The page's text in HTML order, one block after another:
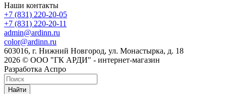
Наши контакты
+7 (831) 220-20-05
+7 (831) 220-20-11
admin@ardinn.ru
color@ardinn.ru
603016, г. Нижний Новгород, ул. Монастырка, д. 18
2026 © ООО "ГК АРДИ" - интернет-магазин
Разработка Аспро
Найти